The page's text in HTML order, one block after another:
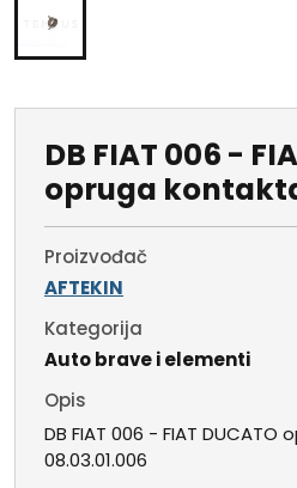
DB FIAT 006 -
opruga
Proizvođač
AFTEKIN
Kategorija
Auto brave i elementi
Opis
DB FIAT 006 - FIAT
08.03.01.006